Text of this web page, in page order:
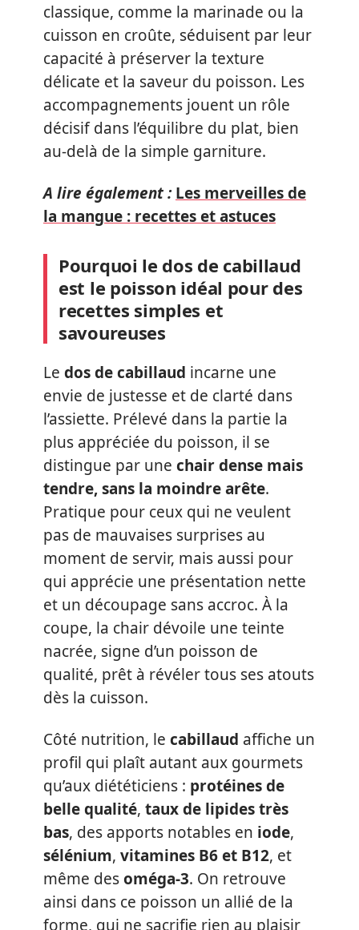
classique, comme la marinade ou la
cuisson en croûte, séduisent par leur
capacité à préserver la texture
délicate et la saveur du poisson. Les
accompagnements jouent un rôle
décisif dans l’équilibre du plat, bien
au-delà de la simple garniture.
A lire également : Les merveilles de
la mangue : recettes et astuces
Pourquoi le dos de cabillaud
est le poisson idéal pour des
recettes simples et
savoureuses
Le dos de cabillaud incarne une
envie de justesse et de clarté dans
l’assiette. Prélevé dans la partie la
plus appréciée du poisson, il se
distingue par une chair dense mais
tendre, sans la moindre arête.
Pratique pour ceux qui ne veulent
pas de mauvaises surprises au
moment de servir, mais aussi pour
qui apprécie une présentation nette
et un découpage sans accroc. À la
coupe, la chair dévoile une teinte
nacrée, signe d’un poisson de
qualité, prêt à révéler tous ses atouts
dès la cuisson.
Côté nutrition, le cabillaud affiche un
profil qui plaît autant aux gourmets
qu’aux diététiciens : protéines de
belle qualité, taux de lipides très
bas, des apports notables en iode,
sélénium, vitamines B6 et B12, et
même desoméga-3. On retrouve
ainsi dans ce poisson un allié de la
forme, qui ne sacrifie rien au plaisir